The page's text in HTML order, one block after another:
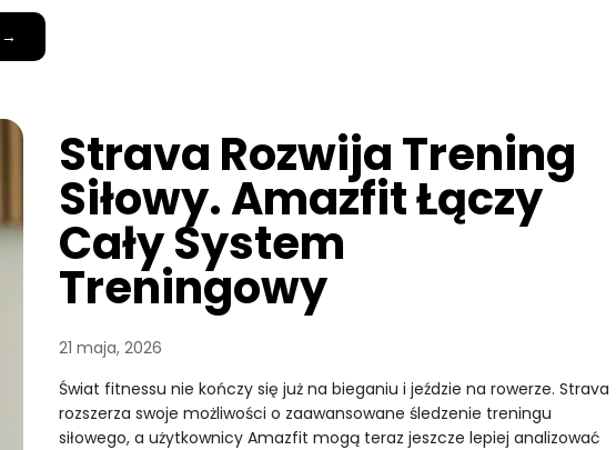
Strava Rozwija Trening
Siłowy. Amazfit Łączy
Cały System
Treningowy
21 maja, 2026
Świat fitnessu nie kończy się już na bieganiu i jeździe na rowerze. Strava
rozszerza swoje możliwości o zaawansowane śledzenie treningu
siłowego, a użytkownicy Amazfit mogą teraz jeszcze lepiej analizować